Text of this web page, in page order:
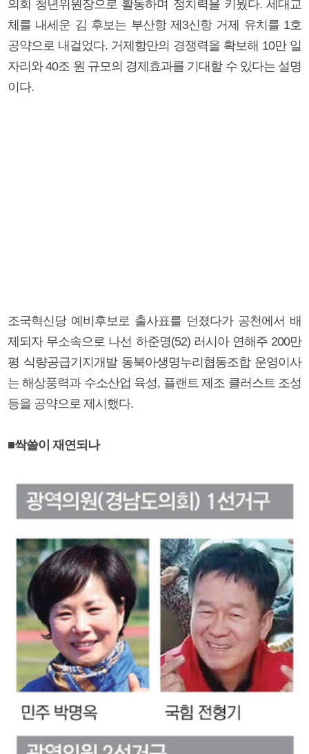
의회 청년위원장으로 활동하며 정치력을 키웠다. 세대교
체를 내세운 김 후보는 부산항 제3신항 거제 유치를 1호
공약으로 내걸었다. 거제항만의 경쟁력을 확보해 10만 일
자리와 40조 원 규모의 경제효과를 기대할 수 있다는 설명
이다.
조국혁신당 예비후보로 출사표를 던졌다가 공천에서 배
제되자 무소속으로 나선 하준명(52) 러시아 연해주 200만
평 식량공급기지개발 동북아생명누리협동조합 운영이사
는 해상풍력과 수소산업 육성, 플랜트 제조 클러스트 조성
등을 공약으로 제시했다.
■싹쓸이 재연되나